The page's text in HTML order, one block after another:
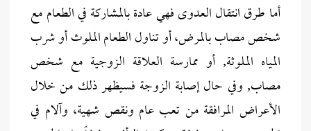
أما طرق انتقال العدوى فهي عادة بالمشاركة في الطعام مع
شخص مصاب بالمرض، أو تناول الطعام الملوث أو شرب
المياه الملوثة, أو ممارسة العلاقة الزوجية مع شخص
مصاب, وفي حال إصابة الزوجة فسيظهر ذلك من خلال
الأعراض المرافقة من تعب عام ونقص شهية، وآلام في